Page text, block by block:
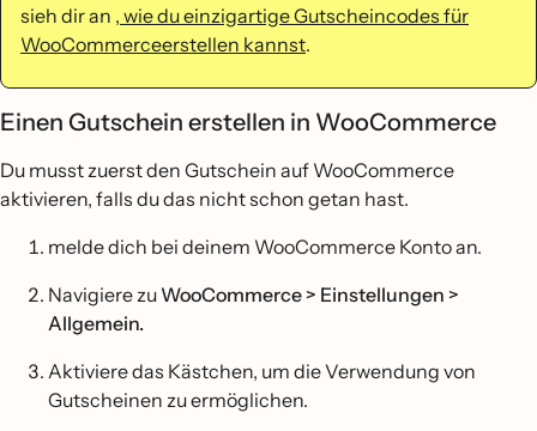
sieh dir an , wie du einzigartige Gutscheincodes für
WooCommerceerstellen kannst.
Einen Gutschein erstellen in WooCommerce
Du musst zuerst den Gutschein auf WooCommerce
aktivieren, falls du das nicht schon getan hast.
melde dich bei deinem WooCommerce Konto an.
Navigiere zuWooCommerce > Einstellungen >
Allgemein.
Aktiviere das Kästchen, um die Verwendung von
Gutscheinen zu ermöglichen.